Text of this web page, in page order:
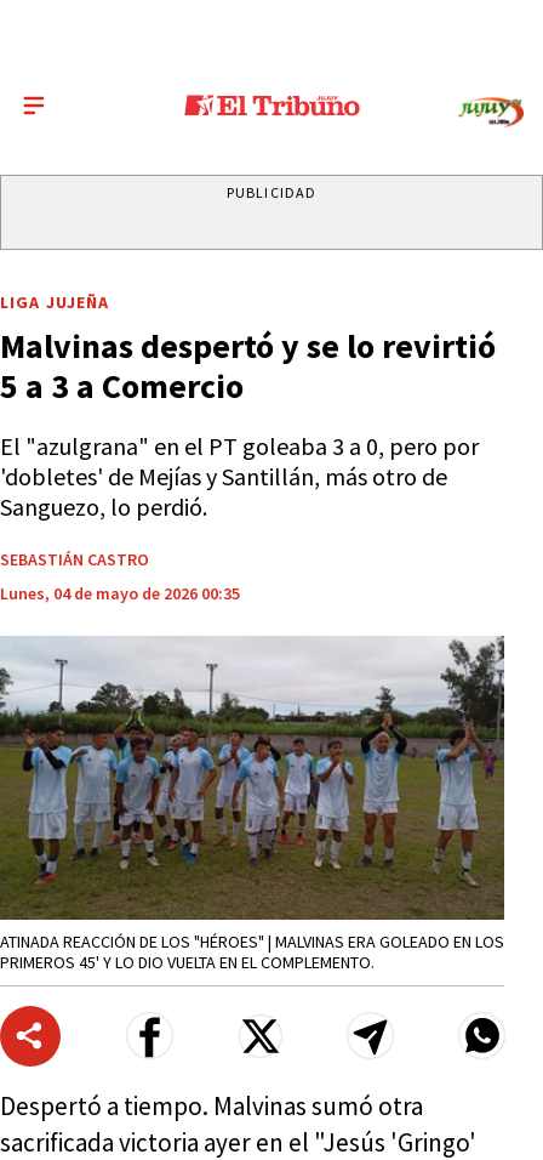
PUBLICIDAD
LIGA JUJEÑA
Malvinas despertó y se lo revirtió
5 a 3 a Comercio
El "azulgrana" en el PT goleaba 3 a 0, pero por
'dobletes' de Mejías y Santillán, más otro de
Sanguezo, lo perdió.
SEBASTIÁN CASTRO
Lunes, 04 de mayo de 2026 00:35
ATINADA REACCIÓN DE LOS "HÉROES" | MALVINAS ERA GOLEADO EN LOS
PRIMEROS 45' Y LO DIO VUELTA EN EL COMPLEMENTO.
Despertó a tiempo. Malvinas sumó otra
sacrificada victoria ayer en el "Jesús 'Gringo'